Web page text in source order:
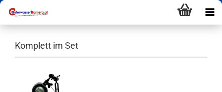
Komplett im Set